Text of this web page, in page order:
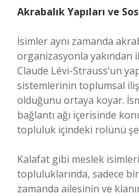
Akrabalık Yapıları ve
İsimler aynı zamanda
organizasyonla
Claude Lévi-Strauss’un
sistemlerinin toplumsal
olduğunu ortaya koyar.
bağlantı ağı içerisinde
topluluk içindeki rolünü
Kalafat gibi meslek
topluluklarında, sadece
zamanda ailesinin ve